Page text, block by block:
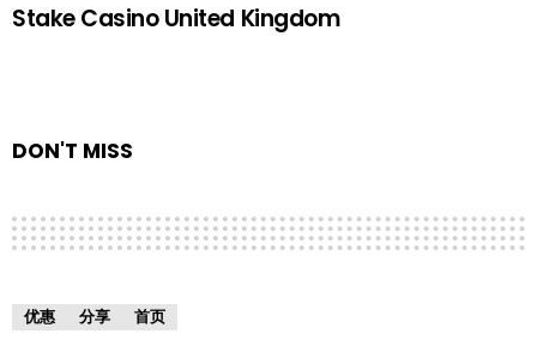
Stake Casino United Kingdom
DON'T MISS
优惠 分享 首页